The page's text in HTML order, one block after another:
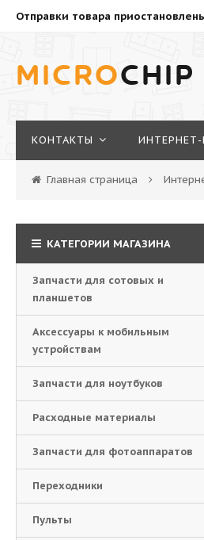
Отправки товара
MICROCHIP
КОНТАКТЫ ИНТЕРНЕТ-
Главная страница
КАТЕГОРИИ МАГАЗИНА
Запчасти для сотовых и
планшетов
Аксессуары к мобильным
устройствам
Запчасти для ноутбуков
Расходные материалы
Запчасти для фотоаппаратов
Переходники
Пульты